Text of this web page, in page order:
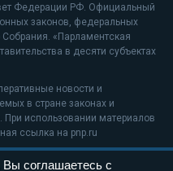
Федерации РФ. Официальный
законов, федеральных
«Парламентская
в десяти субъектах
новости и
в стране законах и
При использовании материалов
ссылка на pnp.ru
Вы соглашаетесь с